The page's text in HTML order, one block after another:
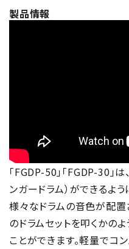
製品情報
「FGDP-50」「FGDP-30」
ンガードラム）ができるよ
様々なドラムの音色が配置
のドラムセットを叩くかの
ことができます。軽量でコ